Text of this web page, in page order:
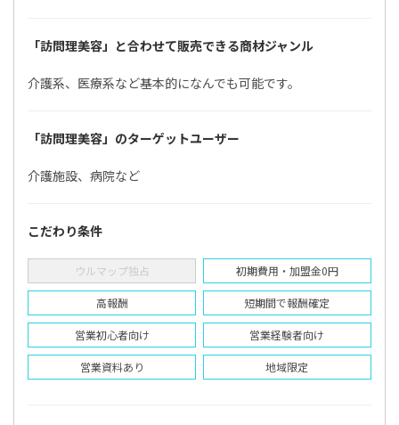
「訪問理美容」と合わせて販売できる商材ジャンル
介護系、医療系など基本的になんでも可能です。
「訪問理美容」のターゲットユーザー
介護施設、病院など
こだわり条件
ウルマップ独占 初期費用・加盟金0円
高報酬 短期間で報酬確定
営業初心者向け 営業経験者向け
営業資料あり 地域限定